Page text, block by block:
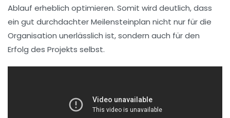
Ablauf erheblich optimieren. Somit wird deutlich, dass
ein gut durchdachterMeilensteinplan nicht nur für die
Organisation unerlässlich ist, sondern auch für den
Erfolg des Projekts selbst.